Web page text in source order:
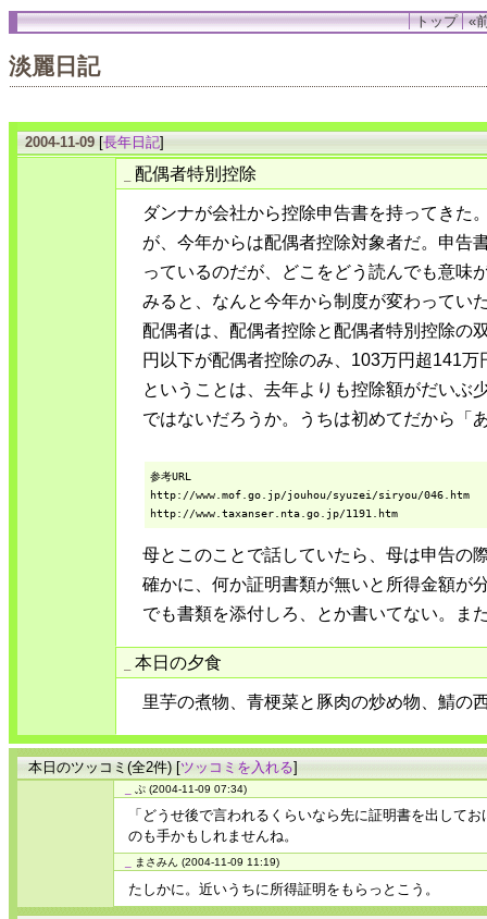
トップ «
淡麗日記
2004-11-09 [長年日記]
配偶者特別控除
ダンナが会社から控除申告書を持ってきた
が、今年からは配偶者控除対象者だ。申告
っているのだが、どこをどう読んでも意味
みると、なんと今年から制度が変わってい
配偶者は、配偶者控除と配偶者特別控除の
円以下が配偶者控除のみ、103万円超141
ということは、去年よりも控除額がだいぶ
ではないだろうか。うちは初めてだから「
参考URL
http://www.mof.go.jp/jouhou/syuzei/siryou/046.htm
http://www.taxanser.nta.go.jp/1191.htm
母とこのことで話していたら、母は申告の
確かに、何か証明書類が無いと所得金額が
でも書類を添付しろ、とか書いてない。ま
本日の夕食
里芋の煮物、青梗菜と豚肉の炒め物、鯖の
本日のツッコミ(全2件) [ツッコミを入れる]
ぷ (2004-11-09 07:34)
「どうせ後で言われるくらいなら先に証明書を出して
のも手かもしれませんね。
まさみん (2004-11-09 11:19)
たしかに。近いうちに所得証明をもらっとこう。